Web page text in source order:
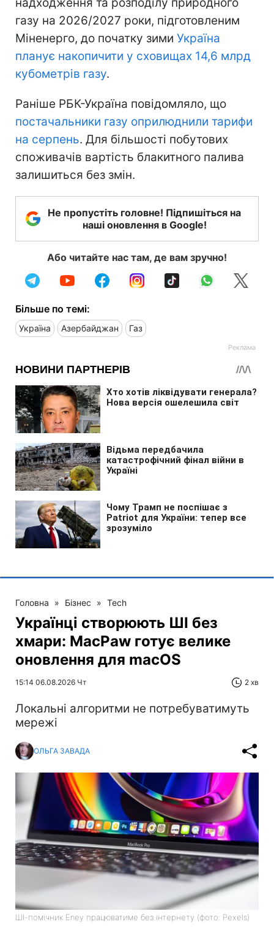
газу на 2026/2027 роки, підготовленим
Міненерго, до початку зими Україна
планує накопичити у сховищах 14,6 млрд
кубометрів газу.
Раніше РБК-Україна повідомляло, що
постачальники газу оприлюднили тарифи
на серпень. Для більшості побутових
споживачів вартість блакитного палива
залишиться без змін.
Не пропустіть головне! Підпишіться на
наші оновлення в Google!
Або читайте нас там, де вам зручно!
Більше по темі:
Україна Азербайджан Газ
Головна » Бізнес » Tech
Українці створюють ШІ без
хмари: MacPaw готує велике
оновлення для macOS
15:14 06.08.2026 Чт 2 хв
Локальні алгоритми не потребуватимуть
мережі
ОЛЬГА ЗАВАДА
ШІ-помічник Eney працюватиме без інтернету (фото: Pexels)